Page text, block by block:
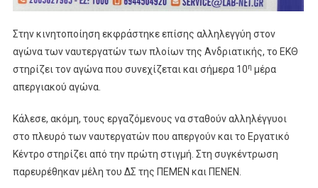
Στην κινητοποίηση εκφράστηκε επίσης αλληλεγγύη στον
αγώνα των ναυτεργατών των πλοίων της Ανδριατικής, το ΕΚΘ
στηρίζει τον αγώνα που συνεχίζεται και σήμερα 10η μέρα
απεργιακού αγώνα.
Κάλεσε, ακόμη, τους εργαζόμενους να σταθούν αλληλέγγυοι
στο πλευρό των ναυτεργατών που απεργούν και το Εργατικό
Κέντρο στηρίζει από την πρώτη στιγμή. Στη συγκέντρωση
παρευρέθηκαν μέλη του ΔΣ της ΠΕΜΕΝ και ΠΕΝΕΝ.